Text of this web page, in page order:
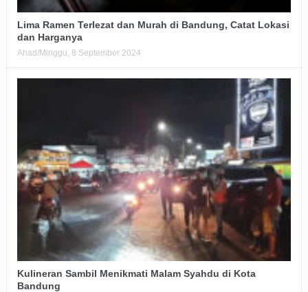
Lima Ramen Terlezat dan Murah di Bandung, Catat Lokasi
dan Harganya
Ahad/Minggu, 8 September 2024
Kulineran Sambil Menikmati Malam Syahdu di Kota
Bandung